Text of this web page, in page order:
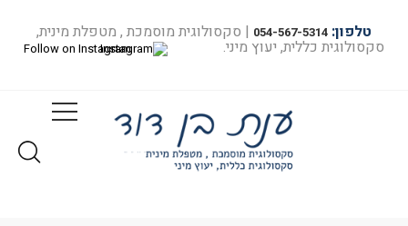
טלפון: 054-567-5314 | סקסולוגית מוסמכת , מטפלת מינית,
סקסולוגית כללית, יעוץ מיני. Follow on Instagram